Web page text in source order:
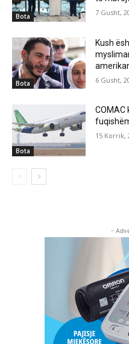
Bota 7 Gusht,
Bota
Kush
6 Gusht,
Bota
COMAC
15 Korrik,
-